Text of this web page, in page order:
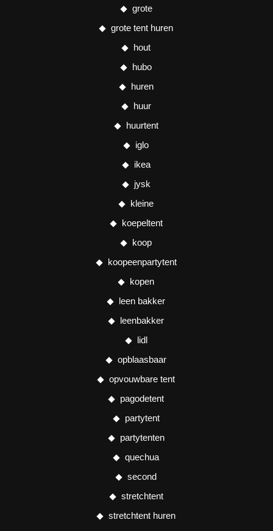
grote
grote tent huren
hout
hubo
huren
huur
huurtent
iglo
ikea
jysk
kleine
koepeltent
koop
koopeenpartytent
kopen
leen bakker
leenbakker
lidl
opblaasbaar
opvouwbare tent
pagodetent
partytent
partytenten
quechua
second
stretchtent
stretchtent huren